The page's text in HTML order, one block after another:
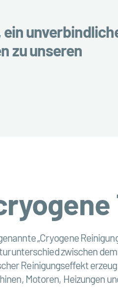
zu unseren
„Cryogene
zwischen
Reinigungseffekt
Motoren, Heizungen